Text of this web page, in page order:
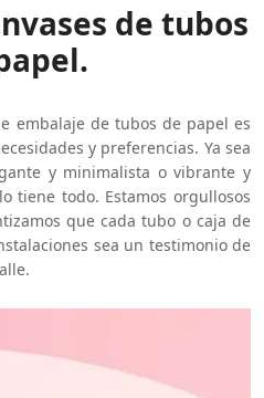
de tubos
embalaje de tubos de papel es
y preferencias. Ya sea
y minimalista o vibrante y
tiene todo. Estamos orgullosos
que cada tubo o caja de
sea un testimonio de